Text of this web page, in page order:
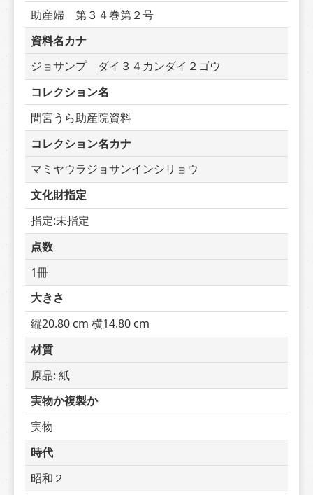
助産婦　第３４巻第２号
資料名カナ
ジョサンプ　ダイ３４カンダイ２ゴウ
コレクション名
間宮うら助産院資料
コレクション名カナ
マミヤウラジョサンインシリョウ
文化財指定
指定:未指定
点数
1冊
大きさ
縦20.80 cm 横14.80 cm
材質
原品: 紙
実物か複製か
実物
時代
昭和２